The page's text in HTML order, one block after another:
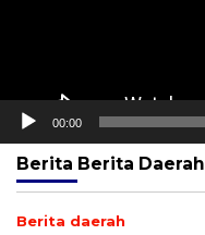
00:00
Berita Berita Daerah
Berita daerah